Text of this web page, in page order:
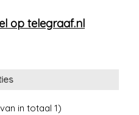
op telegraaf.nl
in totaal 1)